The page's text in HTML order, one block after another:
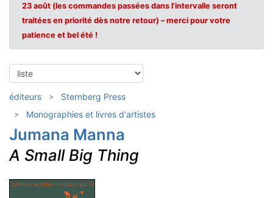
23 août (les commandes passées dans l'intervalle seront
traitées en priorité dès notre retour) – merci pour votre
patience et bel été !
éditeurs
Sternberg Press
Monographies et livres d'artistes
Jumana Manna
A Small Big Thing